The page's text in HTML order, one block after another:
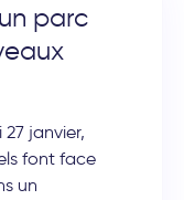
parc
janvier,
font face
un